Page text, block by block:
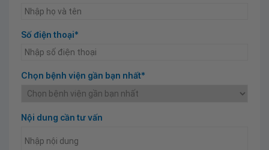
Số điện thoại*
Chọn bệnh viện gần bạn nhất*
Nội dung cần tư vấn